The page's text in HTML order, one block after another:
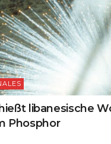
libanesische
Phosphor